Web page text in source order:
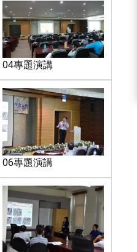
04專題演講
06專題演講